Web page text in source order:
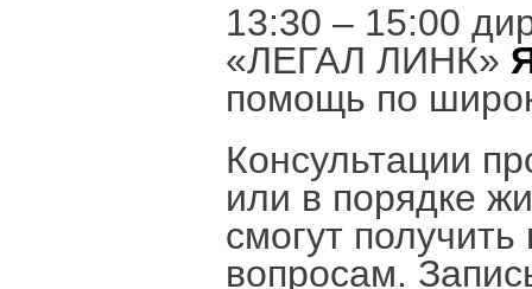
13:30 – 15:00
«ЛЕГАЛ ЛИНК»
помощь по
Консультации
или в порядке
смогут
вопросам.